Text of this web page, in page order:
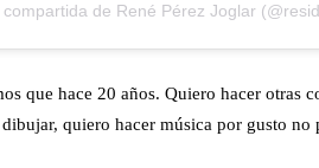
de René Pérez Joglar
que hace 20 años. Quiero hacer
quiero hacer música por gusto